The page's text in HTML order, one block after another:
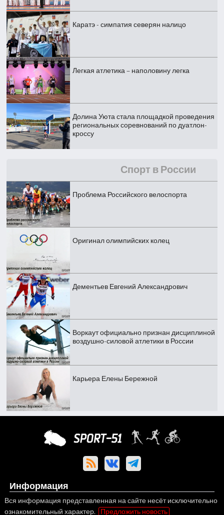
Каратэ - симпатия северян налицо
Легкая атлетика – наполовину легка
Долина Уюта стала площадкой проведения
региональных соревнований по дуатлон-
кроссу
Спорт в России
Проблема Российского велоспорта
Оригинал олимпийских колец
Дементьев Евгений Александрович
Воркаут официально признан дисциплиной
воздушно-силовой атлетики в России
Карьера Елены Бережной
Информация
Вся информация представленная на сайте несёт исключительно
ознакомительный характер.
Предложить новость